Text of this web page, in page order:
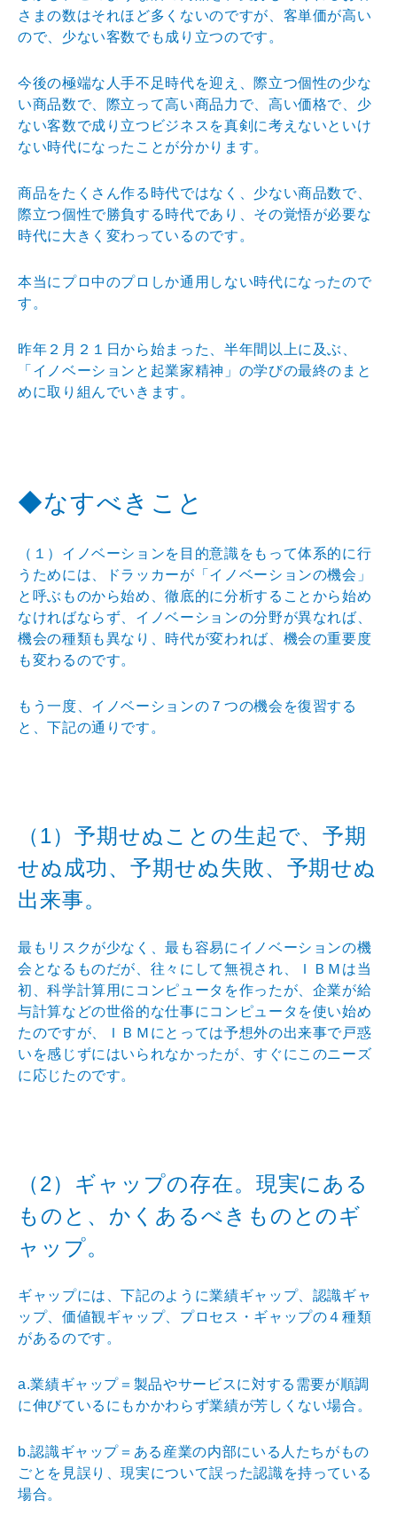
さまの数はそれほど多くないのですが、客単価が高い
ので、少ない客数でも成り立つのです。
今後の極端な人手不足時代を迎え、際立つ個性の少な
い商品数で、際立って高い商品力で、高い価格で、少
ない客数で成り立つビジネスを真剣に考えないといけ
ない時代にな ったことが分かります。
商品をたくさん作る時代ではなく、少ない商品数で、
際立つ個性で勝負する時代であり、その覚悟が必要な
時代に大 きく変わっているのです。
本当にプロ中のプロしか通用しない時代になったので
す。
昨年２月２１日から始まった、半年間以上に及ぶ、
「イノ ベーションと起業家精神」の学びの最終のまと
めに取り組 んでいきます。
◆なすべきこと
（１）イノベーションを目的意識をもって体系的に行
うためには、ドラッカーが「イノベーションの機会」
と呼ぶものから始め、徹底的に分析することから始め
なければならず、イノベーションの分野が異なれば、
機会の種類も異な り、時代が変われば、機会の重要度
も変わるのです。
もう一度、イノベーションの７つの機会を復習する
と、下記の通りです。
（1）予期せぬことの生起で、予期
せぬ成功、予期せぬ失敗、予期せぬ
出来事。
最もリスクが少なく、最も容易にイノベーションの機
会と なるものだが、往々にして無視され、ＩＢＭは当
初、科学計算用にコンピュータを作ったが、企業が給
与計算などの世俗的な仕事にコンピュータを使い始め
たのですが、ＩＢ Ｍにとっては予想外の出来事で戸惑
いを感じずにはいられなかったが、すぐにこのニーズ
に応じたのです。
（2）ギャップの存在。現実にある
ものと、かくあるべき ものとのギ
ャップ。
ギャップには、下記のように業績ギャップ、認識ギャ
ップ、価値観ギャップ、プロセス・ギャップの４種類
があるのです。
a.業績ギャップ＝製品やサービスに対する需要が順調
に伸びているにもかかわらず業績が芳しくない場合。
b.認識ギャップ＝ある産業の内部にいる人たちがもの
ごとを見誤り、現実について誤った認識を持っている
場合。